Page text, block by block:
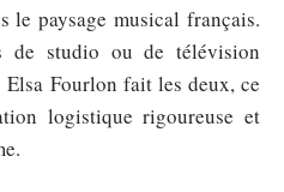
le paysage musical français.
de studio ou de télévision
Elsa Fourlon fait les deux, ce
logistique rigoureuse et